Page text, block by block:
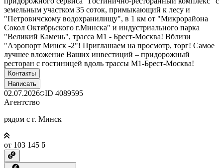
земельным участком 35 соток, примыкающий к лесу и
"Петровичскому водохранилищу", в 1 км от "Микрорайона
Сокол Октябрьского г.Минска" и индустриального парка
"Великий Камень", трасса М1 - Брест-Москва! Вблизи
"Аэропорт Минск -2"! Приглашаем на просмотр, торг! Самое
лучшее вложение Ваших инвестиций – придорожный
ресторан с гостиницей вдоль трассы М1-Брест-Москва!
Контакты
Написать
02.07.2026 ID 4089595
Агентство
рядом с г. Минск
от 103 145 ƃ